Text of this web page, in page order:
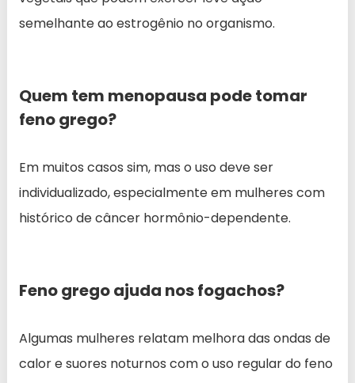
semelhante ao estrogênio no organismo.
Quem tem menopausa pode tomar
feno grego?
Em muitos casos sim, mas o uso deve ser
individualizado, especialmente em mulheres com
histórico de câncer hormônio-dependente.
Feno grego ajuda nos fogachos?
Algumas mulheres relatam melhora das ondas de
calor e suores noturnos com o uso regular do feno